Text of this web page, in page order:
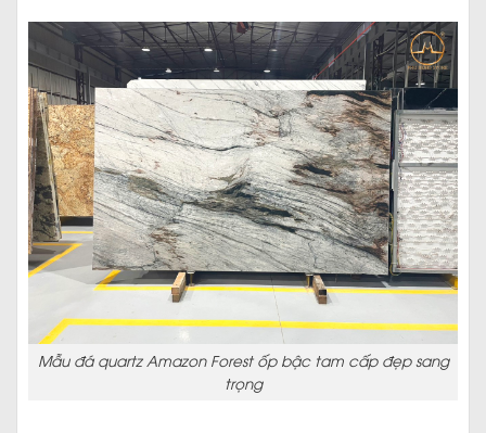
Mẫu đá quartz Amazon Forest ốp bậc tam cấp đẹp sang
trọng